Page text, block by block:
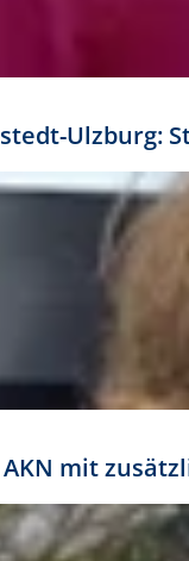
Ulzburg:
mit